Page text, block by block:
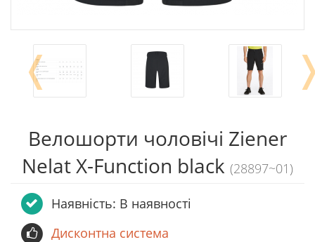
❬
Велошорти чоловічі Ziener
Nelat X-Function black (28897~01)
Наявність: В наявності
Дисконтна система